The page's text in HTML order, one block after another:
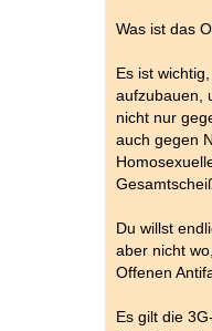
Was ist das
Es ist
aufzubauen,
nicht nur
auch gegen
Du willst
aber nicht
Offenen
Es gilt die